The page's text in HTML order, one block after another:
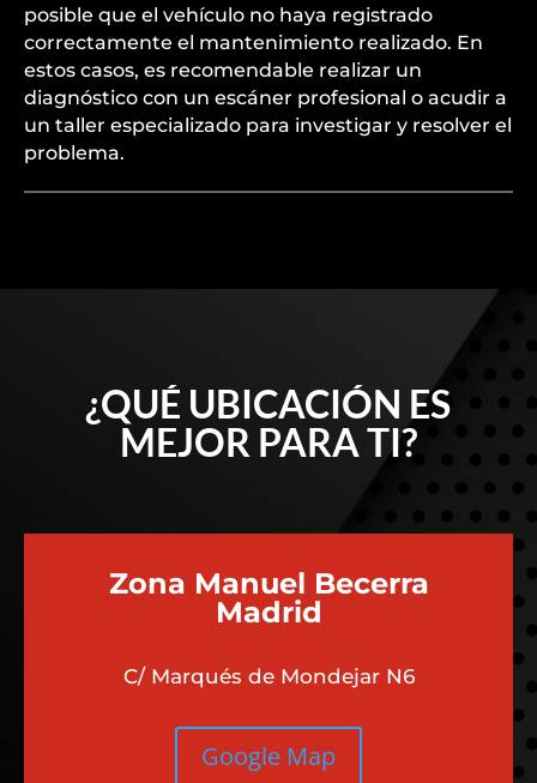
posible que el vehículo no haya registrado
correctamente el mantenimiento realizado. En
estos casos, es recomendable realizar un
diagnóstico con un escáner profesional o acudir a
un taller especializado para investigar y resolver el
problema.
¿QUÉ UBICACIÓN ES
MEJOR PARA TI?
Zona Manuel Becerra
Madrid
C/ Marqués de Mondejar N6
Google Map